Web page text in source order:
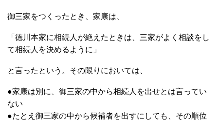
御三家をつくったとき、家康は、
「徳川本家に相続人が絶えたときは、三家がよく相談をし
て相続人を決めるように」
と言ったという。その限りにおいては、
●家康は別に、御三家の中から相続人を出せとは言ってい
ない
●たとえ御三家の中から候補者を出すにしても、その順位